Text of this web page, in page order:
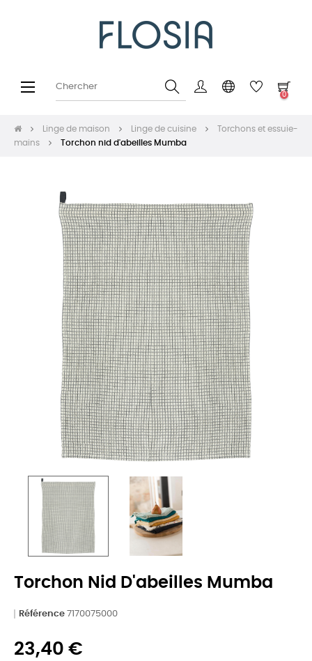
Basculer
☰
0
Linge de maison Linge de cuisine
Torchons et essuie-
mains
Torchon nid d'abeilles Mumba
Torchon Nid D'abeilles Mumba
Référence 7170075000
23,40 €